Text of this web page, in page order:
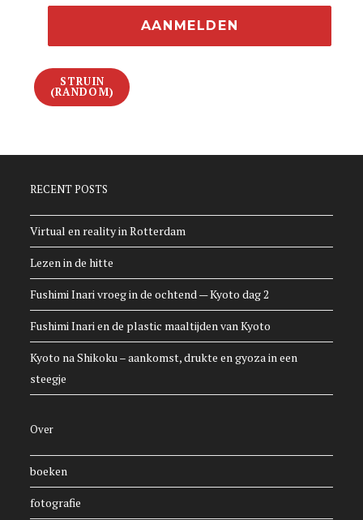
STRUIN
(RANDOM)
RECENT POSTS
Virtual en reality in Rotterdam
Lezen in de hitte
Fushimi Inari vroeg in de ochtend — Kyoto dag 2
Fushimi Inari en de plastic maaltijden van Kyoto
Kyoto na Shikoku – aankomst, drukte en gyoza in een
steegje
Over
boeken
fotografie